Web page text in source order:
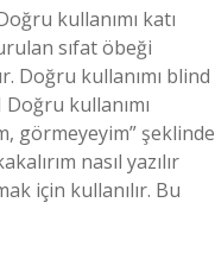
kullanımı katı
sıfat öbeği
Doğru kullanımı blind
Doğru kullanımı
görmeyeyim” şeklinde
nasıl yazılır
için kullanılır. Bu